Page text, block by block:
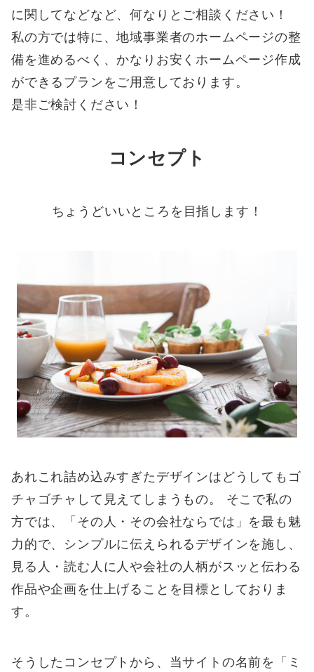
に関してなどなど、何なりとご相談ください！
私の方では特に、地域事業者のホームページの整
備を進めるべく、かなりお安くホームページ作成
ができるプランをご用意しております。
是非ご検討ください！
コンセプト
ちょうどいいところを目指します！
あれこれ詰め込みすぎたデザインはどうしてもゴ
チャゴチャして見えてしまうもの。 そこで私の
方では、「その人・その会社ならでは」を最も魅
力的で、シンプルに伝えられるデザインを施し、
見る人・読む人に人や会社の人柄がスッと伝わる
作品や企画を仕上げることを目標としておりま
す。
そうしたコンセプトから、当サイトの名前を「ミ